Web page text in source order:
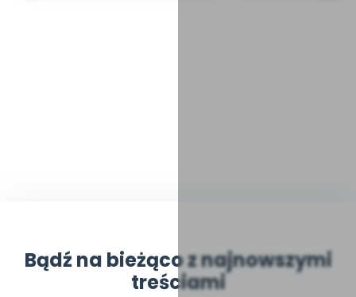
Bądź na bieżąco z najnowszymi
treściami